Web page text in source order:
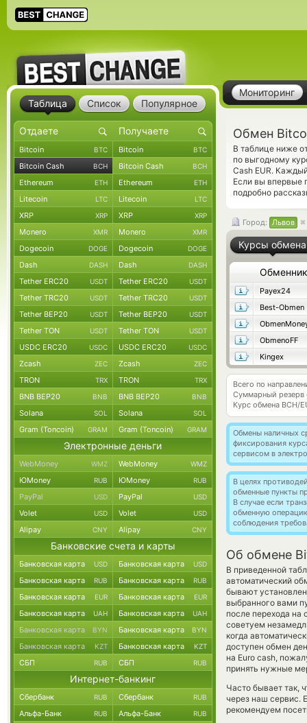
Мониторинг
Обмен
В таблице ниже
по выгодному
Cash EUR.
Если вы впервые
подробно
Город: Львов
Курсы обмена
Обменник
Payex24
Best-Obmen
ObmenoFF
Kingex
Всего по
Суммарный резерв
Курс обмена BCH/
Обмены наличных
фиксирования
сервисом в
В целях
обменные пункты
В случае если
обменную
соблюдения
Об обмене
В приведенной
автоматический
бывают
выбранного вами
после перехода
советуем
когда
доступен обмен
на Euro cash,
принять нужные
Часто бывает так,
через наш сервис.
рекомендуем
Таблица Список Популярное
Bitcoin BTC Bitcoin BTC
Bitcoin Cash BCH Bitcoin Cash BCH
Ethereum ETH Ethereum ETH
Litecoin LTC Litecoin LTC
XRP XRP XRP XRP
Monero XMR Monero XMR
Dogecoin DOGE Dogecoin DOGE
Dash DASH Dash DASH
Tether ERC20 USDT Tether ERC20 USDT
Tether TRC20 USDT Tether TRC20 USDT
Tether BEP20 USDT Tether BEP20 USDT
Tether TON USDT Tether TON USDT
USDC ERC20 USDC USDC ERC20 USDC
Zcash ZEC Zcash ZEC
TRON TRX TRON TRX
BNB BEP20 BNB BNB BEP20 BNB
Solana SOL Solana SOL
Gram (Toncoin) GRAM Gram (Toncoin) GRAM
Электронные деньги
WebMoney WMZ WebMoney WMZ
ЮMoney RUB ЮMoney RUB
PayPal USD PayPal USD
Volet USD Volet USD
Alipay CNY Alipay CNY
Банковские счета и карты
Банковская карта USD Банковская карта USD
Банковская карта RUB Банковская карта RUB
Банковская карта EUR Банковская карта EUR
Банковская карта UAH Банковская карта UAH
Банковская карта BYN Банковская карта BYN
Банковская карта KZT Банковская карта KZT
СБП RUB СБП RUB
Интернет-банкинг
Сбербанк RUB Сбербанк RUB
Альфа-Банк RUB Альфа-Банк RUB